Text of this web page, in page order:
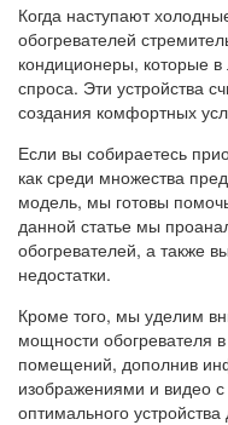
Когда наступают
обогревателей
кондиционеры, которые
спроса. Эти устройства
создания комфортных
Если вы собираетесь
как среди множества
модель, мы готовы
данной статье мы
обогревателей, а также
недостатки.
Кроме того, мы уделим
мощности обогревателя
помещений, дополнив
изображениями и видео
оптимального